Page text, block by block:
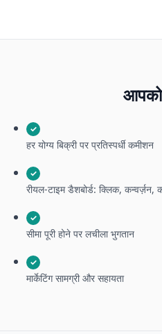
आपको
✓
हर योग्य बिक्री पर प्रतिस्पर्धी कमीशन
✓
रीयल-टाइम डैशबोर्ड: क्लिक, कन्वर्ज़न,
✓
सीमा पूरी होने पर लचीला भुगतान
✓
मार्केटिंग सामग्री और सहायता